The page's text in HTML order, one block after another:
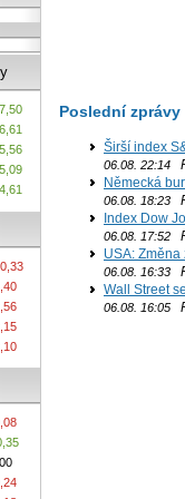
Poslední zprávy
Širší index
06.08. 22:14
Německá
06.08. 18:23
Index Dow
06.08. 17:52
USA:
06.08. 16:33
Wall Street
06.08. 16:05